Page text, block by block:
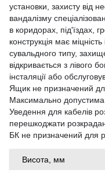
установки, захисту від
вандалізму
в коридорах, під'їздах,
конструкція має
сувальдного типу,
відкривається з лівого
інсталяції або
Ящик не призначений
Максимально допустима
Уведення для кабелів
перешкоджати
БК не призначений для
Висота, мм